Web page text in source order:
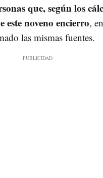
que, según los
noveno encierro,
las mismas fuentes.